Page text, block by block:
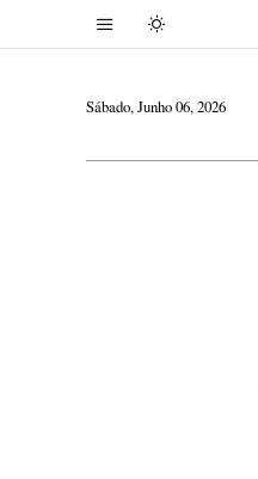
Sábado, Junho 06, 2026